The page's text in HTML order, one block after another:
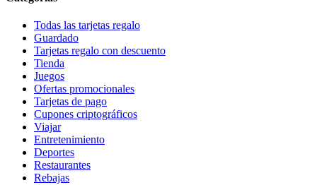
Todas las tarjetas regalo
Guardado
Tarjetas regalo con descuento
Tienda
Juegos
Ofertas promocionales
Tarjetas de pago
Cupones criptográficos
Viajar
Entretenimiento
Deportes
Restaurantes
Rebajas